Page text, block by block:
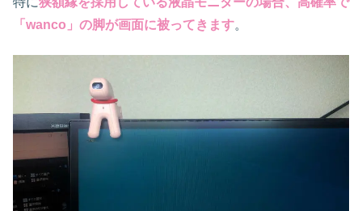
「wanco」の脚が画面に被ってきます。